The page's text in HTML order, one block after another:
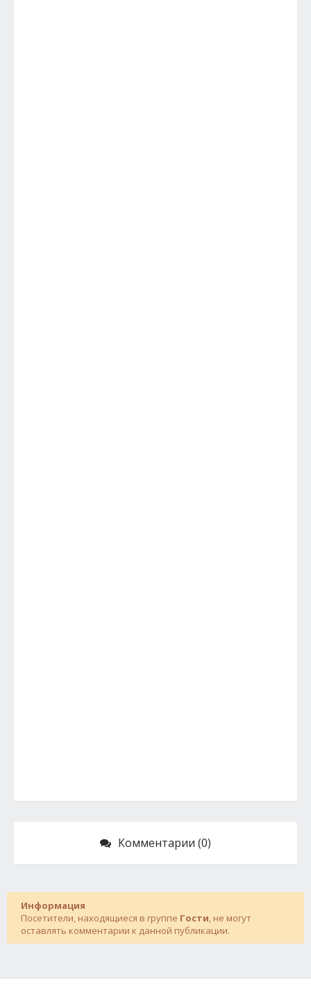
Комментарии (0)
Информация
Посетители, находящиеся в группе Гости, не могут
оставлять комментарии к данной публикации.